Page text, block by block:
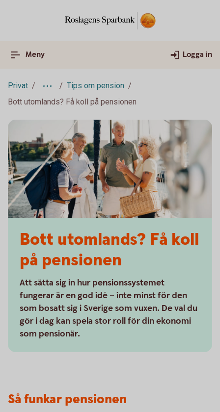
Meny Logga in
Privat
Tips om pension
Bott utomlands? Få koll på pensionen
Bott utomlands? Få koll
på pensionen
Att sätta sig in hur pensionssystemet
fungerar är en god idé – inte minst för den
som bosatt sig i Sverige som vuxen. De val du
gör i dag kan spela stor roll för din ekonomi
som pensionär.
Så funkar pensionen